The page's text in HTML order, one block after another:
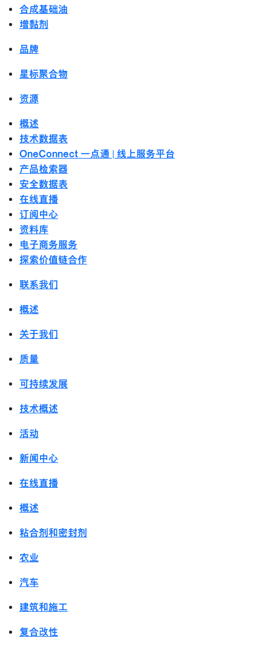
合成基础油
增黏剂
品牌
星标聚合物
资源
概述
技术数据表
OneConnect 一点通 | 线上服务平台
产品检索器
安全数据表
在线直播
订阅中心
资料库
电子商务服务
探索价值链合作
联系我们
概述
关于我们
质量
可持续发展
技术概述
活动
新闻中心
在线直播
概述
粘合剂和密封剂
农业
汽车
建筑和施工
复合改性